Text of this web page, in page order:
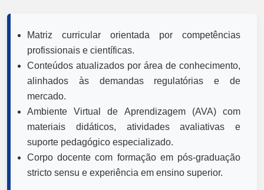
Matriz curricular orientada por competências
profissionais e científicas.
Conteúdos atualizados por área de conhecimento,
alinhados às demandas regulatórias e de
mercado.
Ambiente Virtual de Aprendizagem (AVA) com
materiais didáticos, atividades avaliativas e
suporte pedagógico especializado.
Corpo docente com formação em pós-graduação
stricto sensu e experiência em ensino superior.